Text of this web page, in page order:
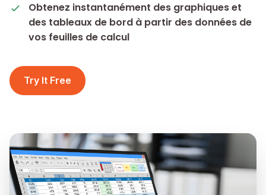
Obtenez instantanément des graphiques et
des tableaux de bord à partir des données de
vos feuilles de calcul
Try It Free